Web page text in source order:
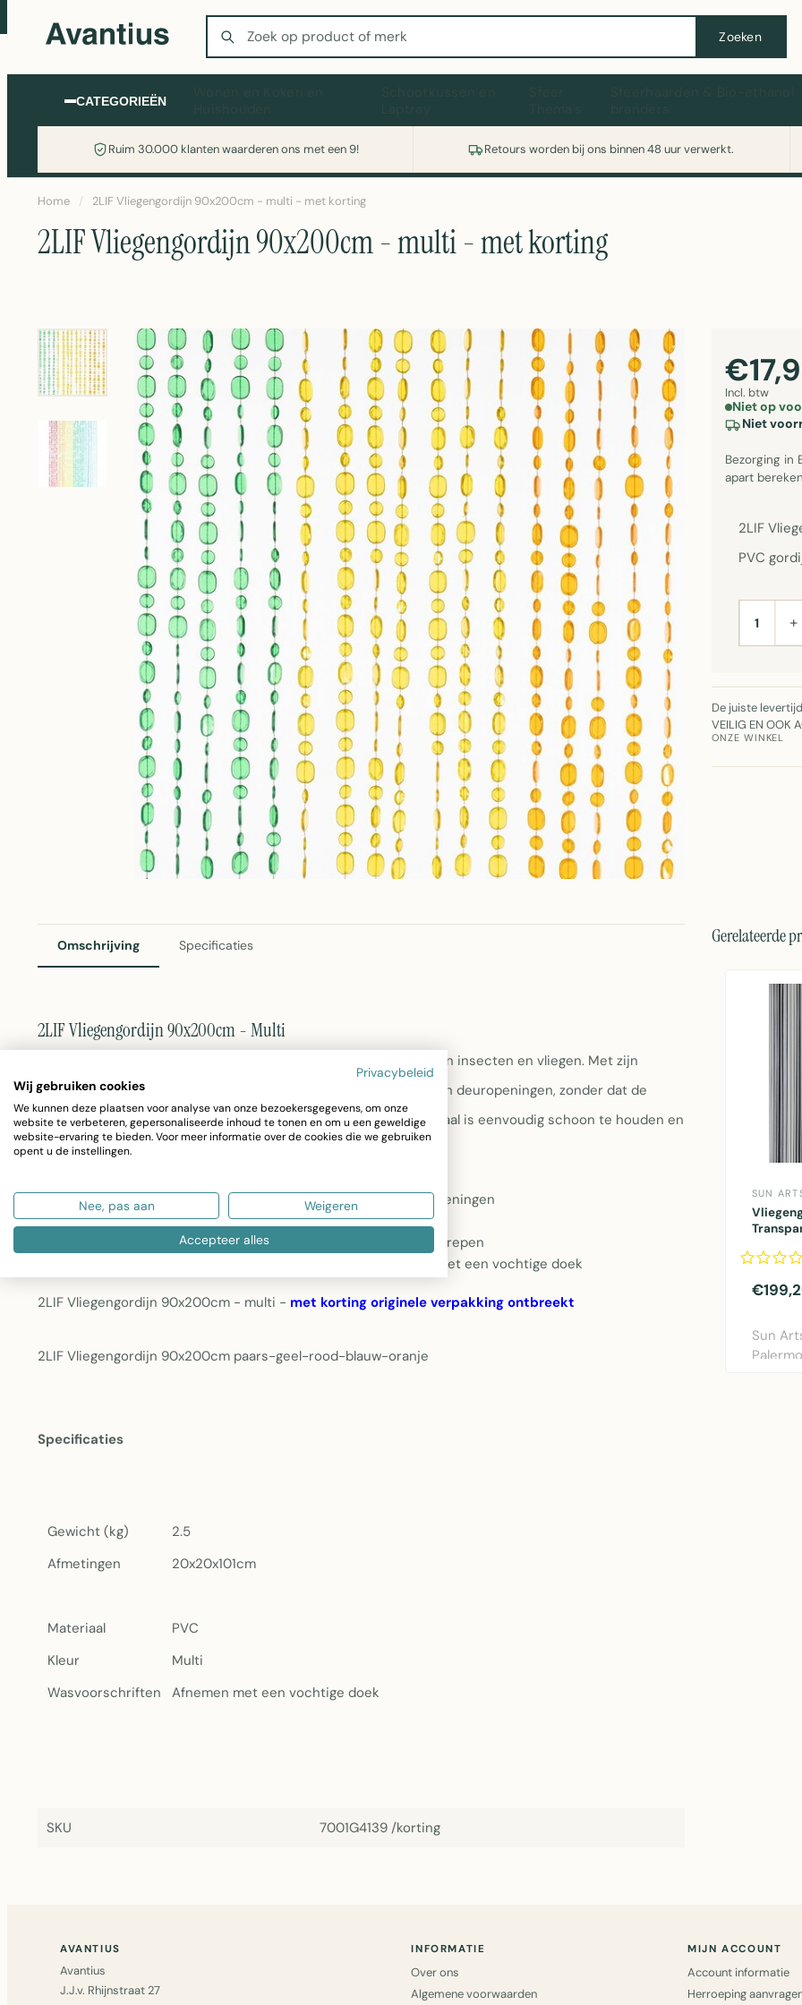
Zoeken
Zoeken
CATEGORIEËN
Ruim 30.000 klanten waarderen ons met een 9! Retours worden bij ons binnen 48 uur verwerkt.
Wasmachine of koelkast nodig? Vergelijk alle prijzen op Witgoedaanbod.nl
Home / 2LIF Vliegengordijn 90x200cm - multi - met korting
2LIF Vliegengordijn 90x200cm - multi - met korting
Incl. btw
Niet op
Niet
Bezorging in
apart
2LIF
PVC
AANTAL+
De juiste
VEILIG EN OOK
ONZE WINKEL
Omschrijving Specificaties
2LIF Vliegengordijn 90x200cm - Multi
Dit vliegengordijn van 2LIF beschermt doorgangen effectief tegen insecten en vliegen. Met zijn
kleurrijke multi design voegt het gordijn een speelse noot toe aan deuropeningen, zonder dat de
doorgankelijkheid wordt belemmerd. Het praktische PVC-materiaal is eenvoudig schoon te houden en
biedt duurzame bescherming gedurende het hele jaar.
Afmetingen: 90x200cm - passend voor standaard deuropeningen
Materiaal:PVC - duurzaam en weerbestendig
Multi met paars, geel, rood, blauw en oranje strepen
Eenvoudig af te nemen en schoon te maken met een vochtige doek
2LIF Vliegengordijn 90x200cm - multi - met korting originele verpakking ontbreekt
2LIF Vliegengordijn 90x200cm paars-geel-rood-blauw-oranje
Specificaties
Gewicht (kg)
2.5
Afmetingen
20x20x101cm
Materiaal
PVC
Kleur
Multi
Wasvoorschriften
Afnemen met een vochtige doek
SKU 7001G4139 /korting
Gerelateerde
SUN
Sun
AVANTIUS
Avantius
J.J.v. Rhijnstraat 27
INFORMATIE
Over ons
Algemene voorwaarden
MIJN ACCOUNT
Account informatie
Herroeping
Privacybeleid
Wij gebruiken cookies
We kunnen deze plaatsen voor analyse van onze bezoekersgegevens, om onze
website te verbeteren, gepersonaliseerde inhoud te tonen en om u een geweldige
website-ervaring te bieden. Voor meer informatie over de cookies die we gebruiken
opent u de instellingen.
Nee, pas aan Weigeren
Accepteer alles